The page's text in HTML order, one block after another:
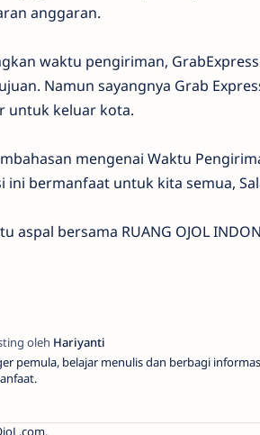
anggaran.
waktu pengiriman,
Namun sayangnya Grab
untuk keluar kota.
mengenai Waktu
ini bermanfaat untuk kita semua,
aspal bersama RUANG OJOL
pemula, belajar menulis dan berbagi